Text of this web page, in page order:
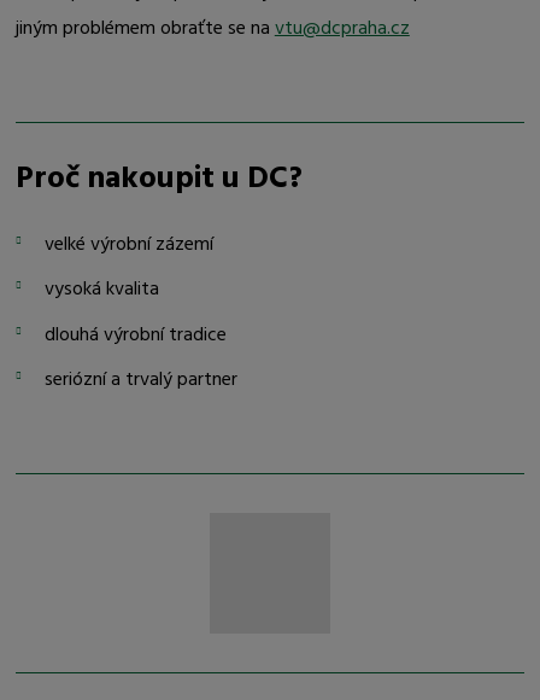
jiným problémem obraťte se navtu@dcpraha.cz
Proč nakoupit u DC?
velké výrobní zázemí
vysoká kvalita
dlouhá výrobní tradice
seriózní a trvalý partner